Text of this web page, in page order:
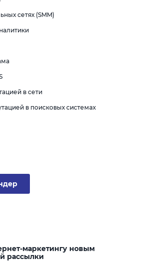
сетях (SMM)
в сети
в поисковых системах
маркетингу новым
рассылки